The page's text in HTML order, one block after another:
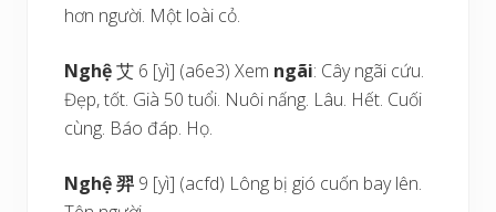
hơn người. Một loài cỏ.
Nghệ艾 6 [yì] (a6e3) Xem ngãi: Cây ngãi cứu.
Đẹp, tốt. Già 50 tuổi. Nuôi nấng. Lâu. Hết. Cuối
cùng. Báo đáp. Họ.
Nghệ羿 9 [yì] (acfd) Lông bị gió cuốn bay lên.